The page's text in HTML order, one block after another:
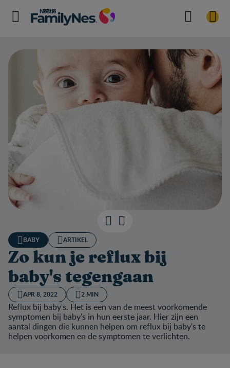
BABY ARTIKEL
Zo kun je reflux bij
baby's tegengaan
APR 8, 2022 2 MIN
Reflux bij baby's. Het is een van de meest voorkomende
symptomen bij baby's in hun eerste jaar. Hier zijn een
aantal dingen die kunnen helpen om reflux bij baby's te
helpen voorkomen en de symptomen te verlichten.